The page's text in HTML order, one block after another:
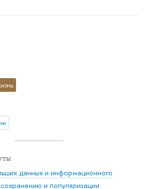
данных и информационного
и популяризации